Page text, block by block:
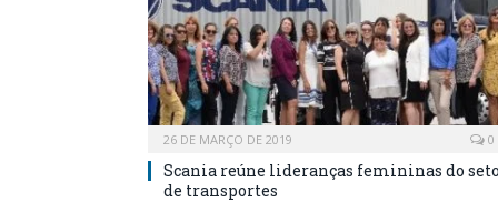
26 DE MARÇO DE 2019 0
Scania reúne lideranças femininas do
de transportes